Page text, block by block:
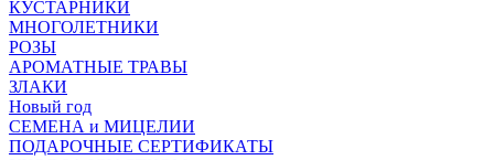
КУСТАРНИКИ
МНОГОЛЕТНИКИ
РОЗЫ
АРОМАТНЫЕ ТРАВЫ
ЗЛАКИ
Новый год
СЕМЕНА и МИЦЕЛИИ
ПОДАРОЧНЫЕ СЕРТИФИКАТЫ